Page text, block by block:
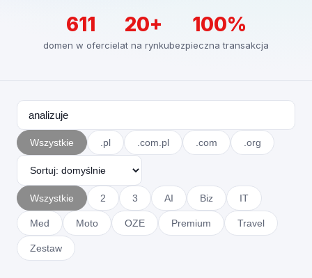
611
domen w ofercie
20+
lat na rynku
100%
bezpieczna transakcja
Wszystkie .pl .com.pl .com .org
Wszystkie 2 3 AI Biz IT
Med Moto OZE Premium Travel
Zestaw